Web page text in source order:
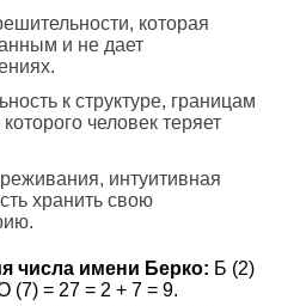
которая
и не дает
к структуре, границам
человек теряет
интуитивная
хранить свою
числа имени Берко: Б (2)
(7) = 27 = 2 + 7 = 9.